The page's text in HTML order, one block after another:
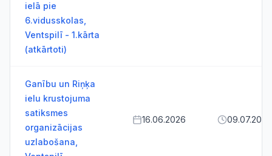
ielā pie
6.vidusskolas,
Ventspilī - 1.kārta
(atkārtoti)
Ganību un Riņķa
ielu krustojuma
satiksmes
organizācijas
uzlabošana,
16.06.2026 09.07.2026